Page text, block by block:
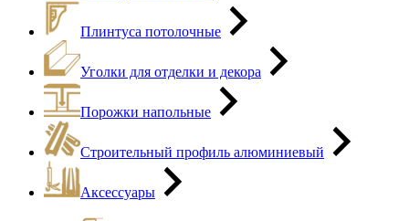
Плинтуса потолочные
Уголки для отделки и декора
Порожки напольные
Строительный профиль алюминиевый
Аксессуары